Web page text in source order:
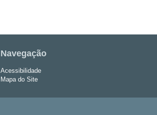
Navegação
Acessibilidade
Mapa do Site